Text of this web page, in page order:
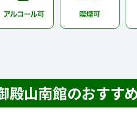
殿山南館のおすす